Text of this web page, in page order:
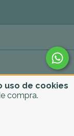
uso de cookies
compra.